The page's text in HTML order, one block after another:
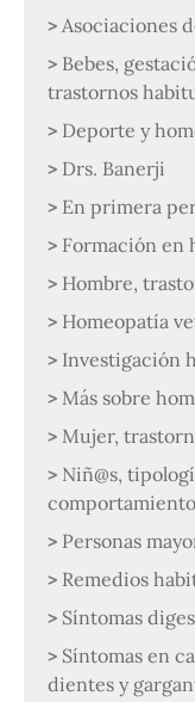
Asociaciones
Bebes,
trastornos
Deporte y
Drs. Banerji
En primera
Formación en
Hombre,
Homeopatía
Investigación
Más sobre
Mujer,
Niñ@s,
comportamiento
Personas
Remedios
Síntomas
Síntomas en
dientes y